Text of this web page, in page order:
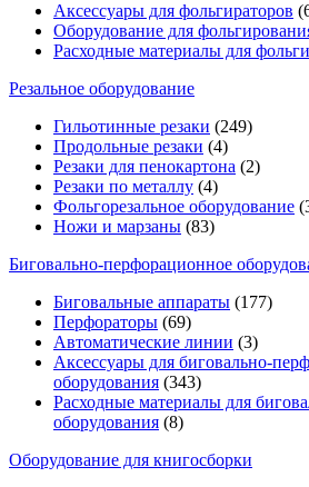
Аксессуары для фольгираторов
Оборудование для
Расходные материалы для
Резальное оборудование
Гильотинные резаки (249)
Продольные резаки (4)
Резаки для пенокартона (2)
Резаки по металлу (4)
Фольгорезальное оборудование
Ножи и марзаны (83)
Биговально-перфорационное
Биговальные аппараты (177)
Перфораторы (69)
Автоматические линии (3)
Аксессуары для биговально-
оборудования (343)
Расходные материалы для
оборудования (8)
Оборудование для книгосборки